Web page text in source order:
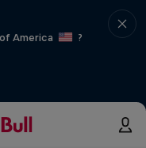
America
?